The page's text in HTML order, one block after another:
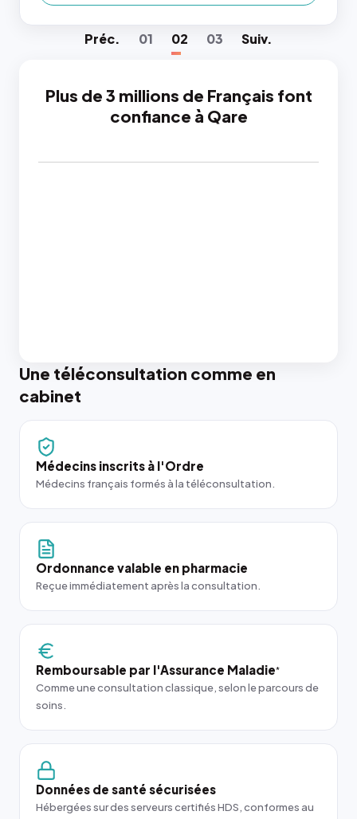
Préc. 01 02 03 Suiv.
Plus de 3 millions de Français font
confiance à Qare
Une téléconsultation comme en
cabinet
Médecins inscrits à l'Ordre
Médecins français formés à la téléconsultation.
Ordonnance valable en pharmacie
Reçue immédiatement après la consultation.
Remboursable par l'Assurance Maladie*
Comme une consultation classique, selon le parcours de
soins.
Données de santé sécurisées
Hébergées sur des serveurs certifiés HDS, conformes au